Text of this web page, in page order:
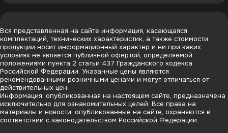
Вся представленная на сайте информация, касающаяся
комплектаций, технических характеристик, а также стоимости
продукции носит информационный характер и ни при каких
условиях не является публичной офертой, определяемой
положениями пункта 2 статьи 437 Гражданского кодекса
Российской Федерации. Указанные цены являются
рекомендованными розничными ценами и могут отличаться от
действительных цен.
Информация, опубликованная на настоящем сайте, предназначена
исключительно для ознакомительных целей. Все права на
материалы и новости, опубликованные на сайте, охраняются в
соответствии с законодательством Российской Федерации.